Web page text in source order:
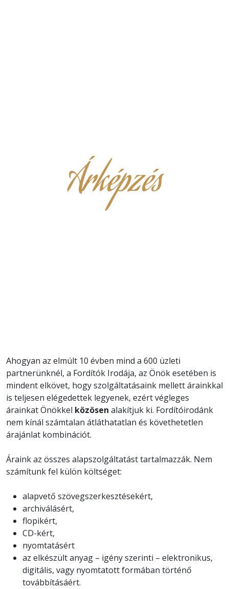
Árképzés
Ahogyan az elmúlt 10 évben mind a 600 üzleti
partnerünknél, a Fordítók Irodája, az Önök esetében is
mindent elkövet, hogy szolgáltatásaink mellett árainkkal
is teljesen elégedettek legyenek, ezért végleges
árainkat Önökkel közösen alakítjuk ki. Fordítóirodánk
nem kínál számtalan átláthatatlan és követhetetlen
árajánlat kombinációt.
Áraink az összes alapszolgáltatást tartalmazzák. Nem
számítunk fel külön költséget:
alapvető szövegszerkesztésekért,
archiválásért,
flopikért,
CD-kért,
nyomtatásért
az elkészült anyag – igény szerinti – elektronikus,
digitális, vagy nyomtatott formában történő
továbbításáért.